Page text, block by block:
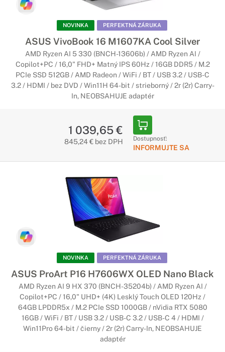
NOVINKA PERFEKTNÁ ZÁRUKA
ASUS VivoBook 16 M1607KA Cool Silver
AMD Ryzen AI 5 330 (BNCH-13606b) / AMD Ryzen AI /
Copilot+PC / 16,0" FHD+ Matný IPS 60Hz / 16GB DDR5 / M.2
PCIe SSD 512GB / AMD Radeon / WiFi / BT / USB 3.2 / USB-C
3.2 / HDMI / bez DVD / Win11H 64-bit / strieborný / 2r (2r) Carry-
In, NEOBSAHUJE adaptér
1 039,65 €
845,24 € bez DPH Dostupnosť:
INFORMUJTE SA
NOVINKA PERFEKTNÁ ZÁRUKA
ASUS ProArt P16 H7606WX OLED Nano Black
AMD Ryzen AI 9 HX 370 (BNCH-35204b) / AMD Ryzen AI /
Copilot+PC / 16,0" UHD+ (4K) Lesklý Touch OLED 120Hz /
64GB LPDDR5x / M.2 PCIe SSD 1000GB / nVidia RTX 5080
16GB / WiFi / BT / USB 3.2 / USB-C 3.2 / USB-C 4 / HDMI /
Win11Pro 64-bit / čierny / 2r (2r) Carry-In, NEOBSAHUJE
adaptér